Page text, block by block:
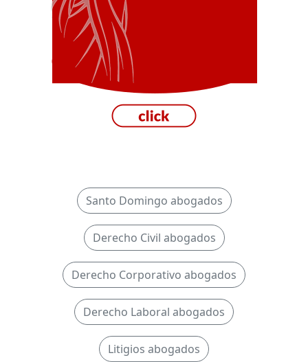
Santo Domingo abogados
Derecho Civil abogados
Derecho Corporativo abogados
Derecho Laboral abogados
Litigios abogados